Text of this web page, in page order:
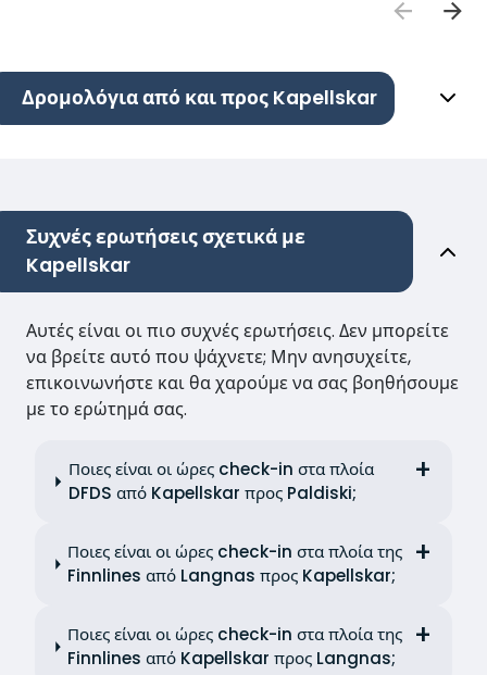
Δρομολόγια από και προς Kapellskar
Συχνές ερωτήσεις σχετικά με
Kapellskar
Αυτές είναι οι πιο συχνές ερωτήσεις. Δεν μπορείτε
να βρείτε αυτό που ψάχνετε; Μην ανησυχείτε,
επικοινωνήστε και θα χαρούμε να σας βοηθήσουμε
με το ερώτημά σας.
Ποιες είναι οι ώρες check-in στα πλοία
DFDS από Kapellskar προς Paldiski;
Ποιες είναι οι ώρες check-in στα πλοία της
Finnlines από Langnas προς Kapellskar;
Ποιες είναι οι ώρες check-in στα πλοία της
Finnlines από Kapellskar προς Langnas;